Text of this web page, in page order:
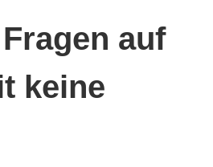
auf
keine